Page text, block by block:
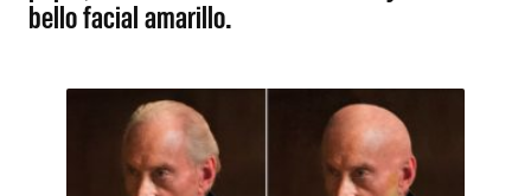
bello facial amarillo.